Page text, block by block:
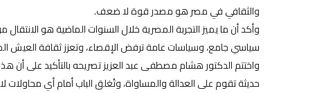
والثقافي في مصر هو مصدر قوة لا ضعف.
وأكد أن ما يميز التجربة المصرية خلال السنوات الماضية هو
سياسي جامع، وسياسات عامة ترفض الإقصاء، وتعزز ثقافة العيش
واختتم الدكتور هشام مصطفى عبد العزيز تصريحه بالتأكيد على أن
حديثة تقوم على العدالة والمساواة، وتُغلق الباب أمام أي